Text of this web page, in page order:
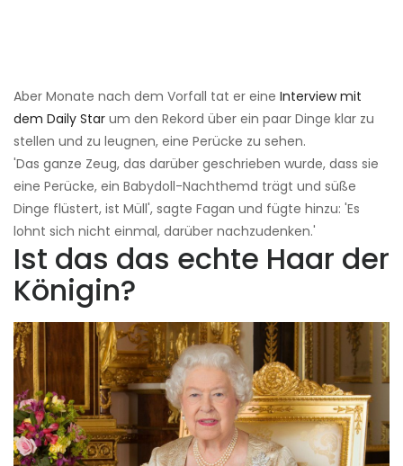
Aber Monate nach dem Vorfall tat er eine Interview mit
dem Daily Star um den Rekord über ein paar Dinge klar zu
stellen und zu leugnen, eine Perücke zu sehen.
'Das ganze Zeug, das darüber geschrieben wurde, dass sie
eine Perücke, ein Babydoll-Nachthemd trägt und süße
Dinge flüstert, ist Müll', sagte Fagan und fügte hinzu: 'Es
lohnt sich nicht einmal, darüber nachzudenken.'
Ist das das echte Haar der
Königin?